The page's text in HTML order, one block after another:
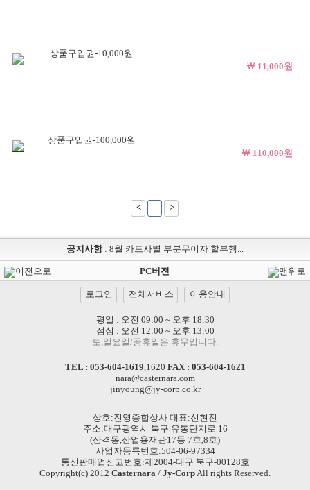
상품구입권-10,000원
￦ 11,000원
상품구입권-100,000원
￦ 110,000원
< >
공지사항: 8월 카드사별 부분무이자 할부행...
이전으로 PC버전 맨위로
로그인 전체서비스 이용안내
평일 : 오전 09:00 ~ 오후 18:30
점심 : 오전 12:00 ~ 오후 13:00
토,일요일/공휴일은 휴무입니다.
TEL : 053-604-1619,1620 FAX : 053-604-1621
nara@casternara.com
jinyoung@jy-corp.co.kr
상호:진영종합상사 대표:신현진
주소:대구광역시 북구 유통단지로 16
(산격동,산업용재관17동 7호,8호)
사업자등록번호:504-06-97334
통신판매업신고번호:제2004-대구 북구-00128호
Copyright(c) 2012 Casternara / Jy-CorpAll rights Reserved.